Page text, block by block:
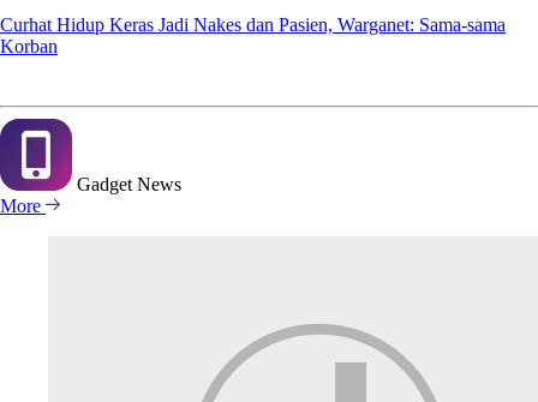
Curhat Hidup Keras Jadi Nakes dan Pasien, Warganet: Sama-sama
Korban
Gadget News
More